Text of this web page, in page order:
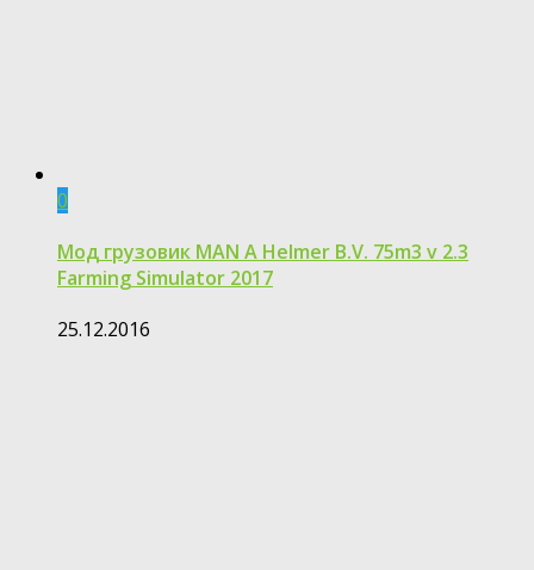
0
Мод грузовик MAN A Helmer B.V. 75m3 v 2.3
Farming Simulator 2017
25.12.2016